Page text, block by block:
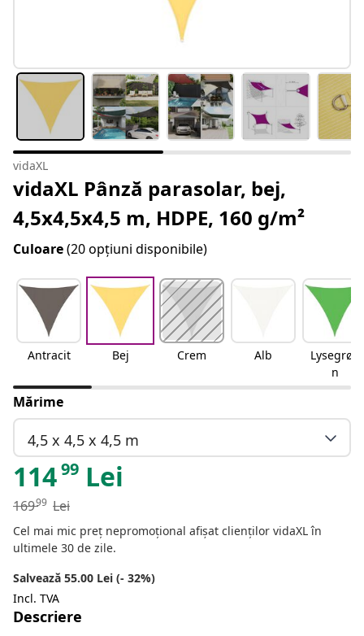
vidaXL
vidaXL Pânză parasolar, bej,
4,5x4,5x4,5 m, HDPE, 160 g/m²
Culoare(20 opțiuni disponibile)
Antracit Bej Crem Alb
Lysegrøn
n
Mărime
4,5 x 4,5 x 4,5 m
11499 Lei
16999 Lei
Cel mai mic preț nepromoțional afișat clienților vidaXL în
ultimele 30 de zile.
Salvează 55.00 Lei (- 32%)
Incl. TVA
Descriere